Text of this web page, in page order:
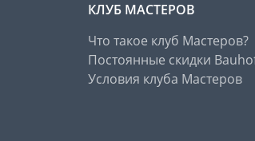
КЛУБ МАСТЕРОВ
Что такое клуб Мастеров?
Постоянные скидки
Условия клуба Мастеров